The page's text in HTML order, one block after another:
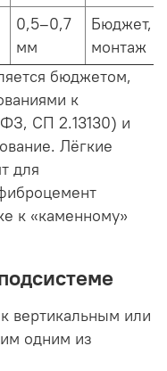
0,5–0,7
мм
Бюджет,
монтаж
бюджетом,
к
СП 2.13130) и
Лёгкие
для
к «каменному»
вертикальным или
одним из